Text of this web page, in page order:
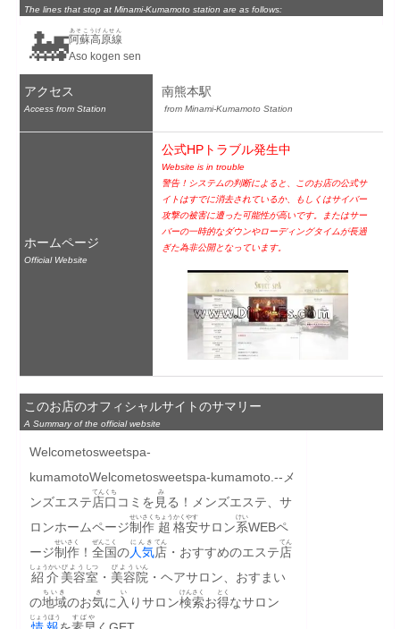
The lines that stop at Minami-Kumamoto station are as follows:
🚂阿蘇高原線
あそこうげんせん
Aso kogen sen
アクセス
Access from Station
南熊本駅
from Minami-Kumamoto Station
ホームページ
Official Website
公式HPトラブル発生中
Website is in trouble
警告！システムの判断によると、このお店の公式サ
イトはすでに消去されているか、もしくはサイバー
攻撃の被害に遭った可能性が高いです。またはサー
バーの一時的なダウンやローディングタイムが長過
ぎた為非公開となっています。
このお店のオフィシャルサイトのサマリー
A Summary of the official website
Welcometosweetspa-
kumamotoWelcometosweetspa-kumamoto.--メ
ンズエステ店
てん
口
くち
コミを 見
み
る！メンズエステ、サ
ロンホームページ制作
せいさく
超
ちょう
格安
かくやす
サロン系
けい
WEBペ
ージ制作
せいさく
！ 全国
ぜんこく
の人気
にんき
店
てん
・おすすめのエステ店
てん
紹介
しょうかい
美容
びよう
室
しつ
・ 美容
びよう
院
いん
・ヘアサロン、おすまい
の地域
ちいき
のお気
き
に 入
い
りサロン検索
けんさく
お得
とく
なサロン
じょうほう すばや